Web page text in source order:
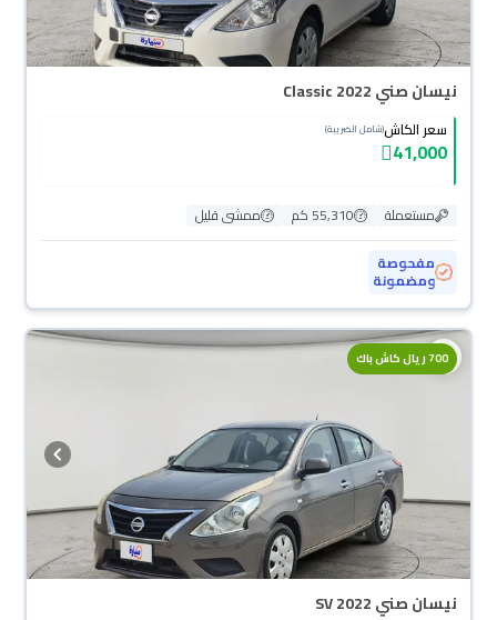
نيسان صني Classic 2022
سعر الكاش(شامل الضريبة)
41,000
مستعملة 55,310 كم
ممشى قليل
مفحوصة
ومضمونة
700 ريال كاش باك
محجوزة
نيسان صني SV 2022